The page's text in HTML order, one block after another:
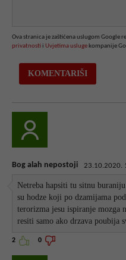
Ova stranica je zaštićena uslugom Google
privatnosti i Uvjetima usluge kompanije
Bog alah nepostoji 23.10.2020.
Netreba hapsiti tu sitnu
su hodze koji po dzamijama
terorizma jesu ispiranje mozga
resiti samo ako drzava poubija
2 0